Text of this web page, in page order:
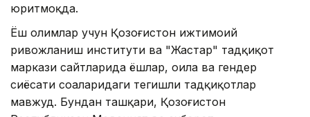
юритмоқда.
Ёш олимлар учун Қозоғистон ижтимоий
ривожланиш институти ва "Жастар" тадқиқот
маркази сайтларида ёшлар, оила ва гендер
сиёсати соҳаларидаги тегишли тадқиқотлар
мавжуд. Бундан ташқари, Қозоғистон